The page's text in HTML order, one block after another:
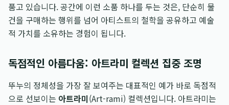
품고 있습니다. 공간에 이런 소품 하나를 두는 것은, 단순히 물
건을 구매하는 행위를 넘어 아티스트의 철학을 공유하고 예술
적 가치를 소유하는 경험이 됩니다.
독점적인 아름다움: 아트라미 컬렉션 집중 조명
뚜누의 정체성을 가장 잘 보여주는 대표적인 예가 바로 독점적
으로 선보이는 아트라미(Art-rami) 컬렉션입니다. 아트라미는